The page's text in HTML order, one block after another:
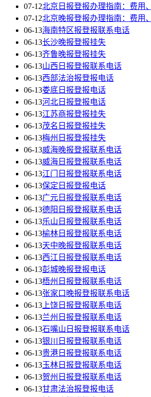
07-12北京日报登报办理指南：费用
07-12北京晚报登报办理指南：费用
06-13海南特区报登报联系电话
06-13长沙晚报登报挂失
06-13齐鲁晚报登报挂失
06-13山西日报登报联系电话
06-13西部法治报登报电话
06-13娄底日报登报电话
06-13河北日报登报电话
06-13江苏商报登报挂失
06-13茂名日报登报挂失
06-13梅州日报登报挂失
06-13威海晚报登报联系电话
06-13威海日报登报联系电话
06-13江门日报登报联系电话
06-13保定日报登报电话
06-13广元日报登报联系电话
06-13德阳日报登报联系电话
06-13乐山日报登报联系电话
06-13榆林日报登报联系电话
06-13天中晚报登报联系电话
06-13西江日报登报联系电话
06-13彭城晚报登报电话
06-13梧州日报登报联系电话
06-13张家口晚报登报联系电话
06-13 上饶日报登报联系电话
06-13兰州日报登报联系电话
06-13石嘴山日报登报联系电话
06-13银川日报登报联系电话
06-13贵港日报登报联系电话
06-13玉林日报登报联系电话
06-13贺州日报登报联系电话
06-13甘肃法治报登报电话